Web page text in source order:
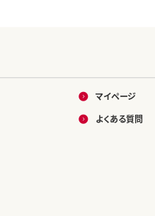
マイページ
よくある質問